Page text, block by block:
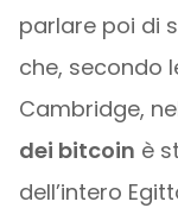
parlare poi di
che, secondo
Cambridge,
dei bitcoin è
dell’intero